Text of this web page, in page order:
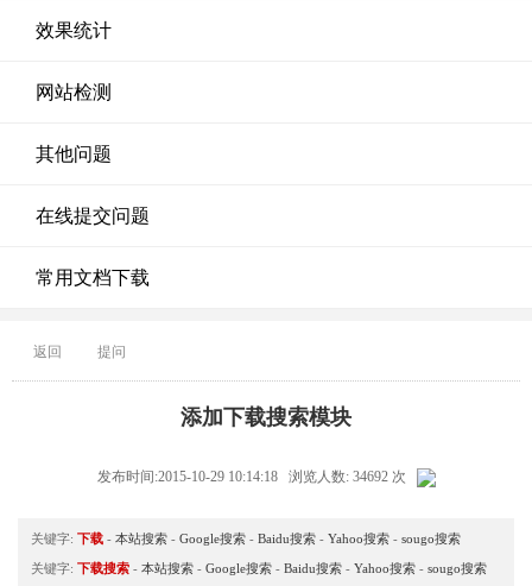
效果统计
网站检测
其他问题
在线提交问题
常用文档下载
返回 提问
添加下载搜索模块
发布时间:2015-10-29 10:14:18 浏览人数: 34692 次
关键字: 下载 - 本站搜索 - Google搜索 - Baidu搜索 - Yahoo搜索 - sougo搜索
关键字: 下载搜索 - 本站搜索 - Google搜索 - Baidu搜索 - Yahoo搜索 - sougo搜索